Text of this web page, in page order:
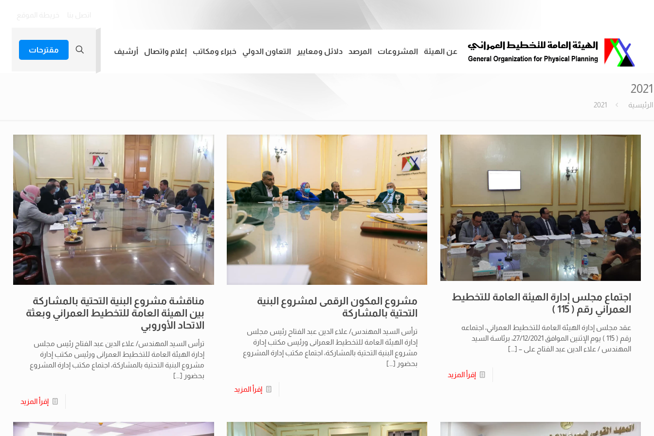
عن الهيئة المشروعات المرصد دلائل ومعايير التعاون الدولي خبراء ومكاتب إعلام واتصال أرشيف مقترحات
2021
الرئيسية 2021
اجتماع مجلس إدارة الهيئة العامة للتخطيط
العمراني رقم ( 115 )
عقد مجلس إدارة الهيئة العامة للتخطيط العمراني، اجتماعه
رقم ( 115 ) يوم الإثنين الموافق 27/12/2021، برئاسة السيد
المهندس / علاء الدين عبد الفتاح على – […]
إقرأ المزيد
مشروع المكون الرقمى لمشروع البنية
التحتية بالمشاركة
ترأس السيد المهندس/ علاء الدين عبد الفتاح رئيس مجلس
إدارة الهيئة العامة للتخطيط العمرانى ورئيس مكتب إدارة
مشروع البنية التحتية بالمشاركة، اجتماع مكتب إدارة المشروع
بحضور […]
إقرأ المزيد
مناقشة مشروع البنية التحتية بالمشاركة
بين الهيئة العامة للتخطيط العمراني وبعثة
الاتحاد الأوروبي
ترأس السيد المهندس/ علاء الدين عبد الفتاح رئيس مجلس
إدارة الهيئة العامة للتخطيط العمرانى ورئيس مكتب إدارة
مشروع البنية التحتية بالمشاركة، اجتماع مكتب إدارة المشروع
بحضور […]
إقرأ المزيد